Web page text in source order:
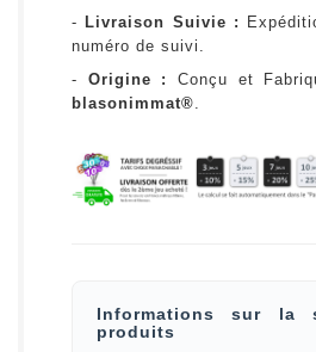
- Livraison Suivie :
numéro de suivi.
- Origine :
Conçu et
blasonimmat®.
Informations sur la
produits